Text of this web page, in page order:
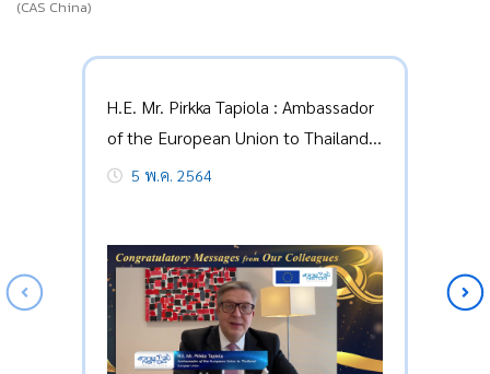
(CAS China)
H.E. Mr. Pirkka Tapiola : Ambassador
of the European Union to Thailand
(EU)5 พ.ค. 2564